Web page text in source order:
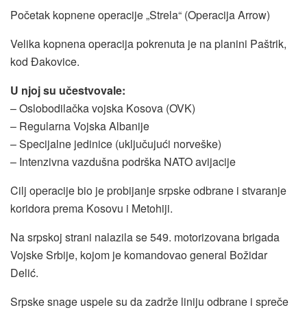
Početak kopnene operacije „Strela“ (Operacija Arrow)
Velika kopnena operacija pokrenuta je na planini Paštrik,
kod Đakovice.
U njoj su učestvovale:
– Oslobodilačka vojska Kosova (OVK)
– Regularna Vojska Albanije
– Specijalne jedinice (uključujući norveške)
– Intenzivna vazdušna podrška NATO avijacije
Cilj operacije bio je probijanje srpske odbrane i stvaranje
koridora prema Kosovu i Metohiji.
Na srpskoj strani nalazila se 549. motorizovana brigada
Vojske Srbije, kojom je komandovao general Božidar
Delić.
Srpske snage uspele su da zadrže liniju odbrane i spreče